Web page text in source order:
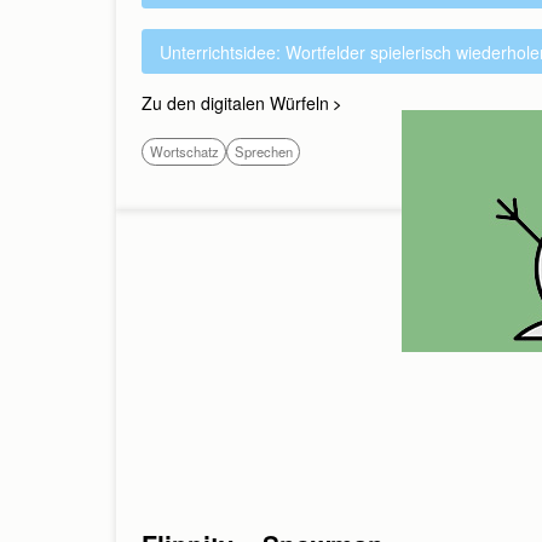
Unterrichtsidee: Wortfelder spielerisch
Zu den digitalen Würfeln
Wortschatz Sprechen